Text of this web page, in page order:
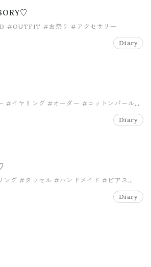
#OUTFIT #お祭り #アクセサリー
Diary
#イヤリング #オーダー #コットンパール
Diary
ング #タッセル #ハンドメイド #ピアス
Diary